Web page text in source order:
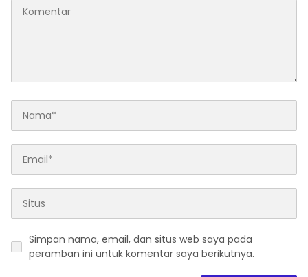
Simpan nama, email, dan situs web saya pada
peramban ini untuk komentar saya berikutnya.